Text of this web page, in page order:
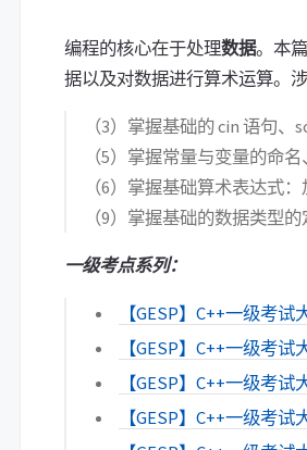
编程的核心在于处理数据。本
据以及对数据进行算术运算。
（3）掌握基础的 cin 语句
（5）掌握常量与变量的命
（6）掌握基础算术表达式
（9）掌握基础的数据类型
一级考点系列：
【GESP】C++一级考
【GESP】C++一级考
【GESP】C++一级考
【GESP】C++一级考